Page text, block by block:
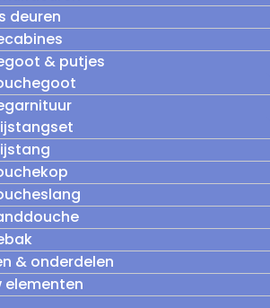
deuren
& putjes
& onderdelen
elementen